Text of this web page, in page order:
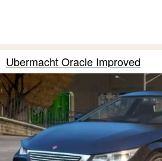
Ubermacht Oracle Improved